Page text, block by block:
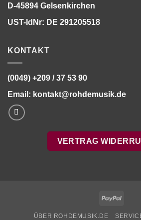
D-45894 Gelsenkirchen
UST-IdNr: DE 291205518
KONTAKT
(0049) +209 / 37 53 90
Email: kontakt@rohdemusik.de
VERTRAG
PayPal
ÜBER ROHDEMUSIK.DE